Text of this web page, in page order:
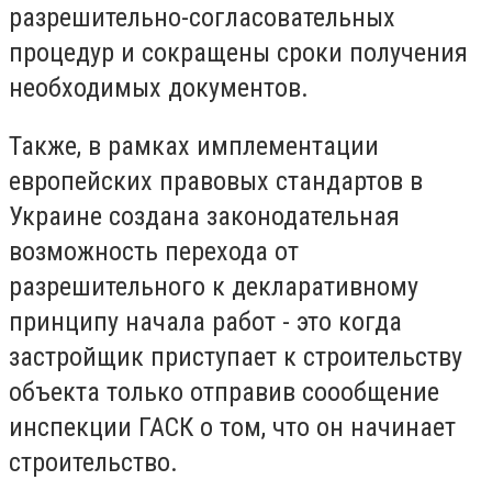
разрешительно-согласовательных
процедур и сокращены сроки получения
необходимых документов.
Также, в рамках имплементации
европейских правовых стандартов в
Украине создана законодательная
возможность перехода от
разрешительного к декларативному
принципу начала работ - это когда
застройщик приступает к строительству
объекта только отправив соообщение
инспекции ГАСК о том, что он начинает
строительство.